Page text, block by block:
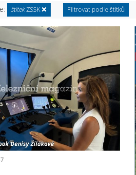
štítekZSSK Filtrovat podle štítků